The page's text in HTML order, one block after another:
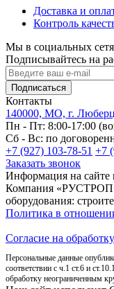
Доставка и
Контроль
Мы в социальных
Подписывайтесь на
Подписаться
Контакты
140000, МО, г.
Пн - Пт: 8:00-17:00
Сб - Вс: по
+7 (927) 103-78-51 +7
Заказать звонок
Информация на сайте
Компания
оборудования:
Политика в
Согласие на
Персональные данные
соответствии с ч.1 ст.6 и
обработку неограниченным